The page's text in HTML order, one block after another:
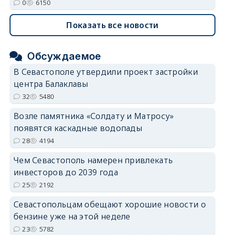
0 6150
Показать все новости
Обсуждаемое
В Севастополе утвердили проект застройки
центра Балаклавы
32 5480
Возле памятника «Солдату и Матросу»
появятся каскадные водопады
28 4194
Чем Севастополь намерен привлекать
инвесторов до 2039 года
25 2192
Севастопольцам обещают хорошие новости о
бензине уже на этой неделе
23 5782